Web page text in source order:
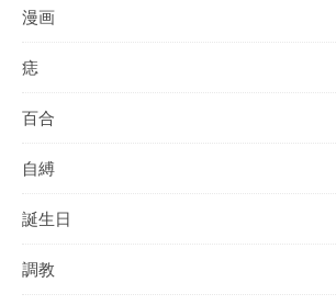
漫画
痣
百合
自縛
誕生日
調教